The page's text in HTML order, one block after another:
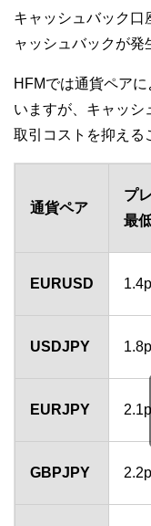
キャッシュバック口
ャッシュバックが発
HFMでは通貨ペア
いますが、キャッシ
取引コストを抑える
通貨ペア
プ
最
EURUSD
USDJPY
EURJPY
GBPJPY